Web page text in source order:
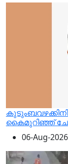
കൈമുറിഞ്ഞ്
06-Aug-2026